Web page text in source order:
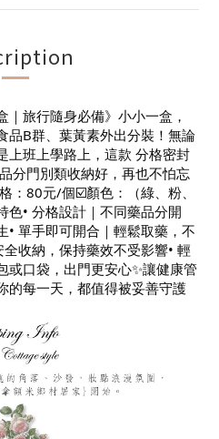
｜旅行隨身必備》小小一盒，
品B群、葉黃素外出分裝！無論
上班上學路上，這款 分格密封
分門別類收納好，再也不怕忘
：80元/個☑️顏色：（綠、粉、
色• 分格設計｜不同藥品分開
• 單手即可開合｜輕鬆取藥，不
收納，保持藥效不受影響• 輕
或口袋，出門更安心✨讓健康管
的每一天，都值得被妥善守護